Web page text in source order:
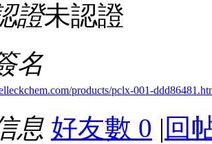
證未認證
名
products/pclx-001-
息 好友數 0 | 回